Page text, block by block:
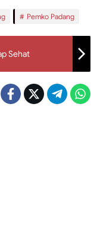
Pemko Padang
Sehat